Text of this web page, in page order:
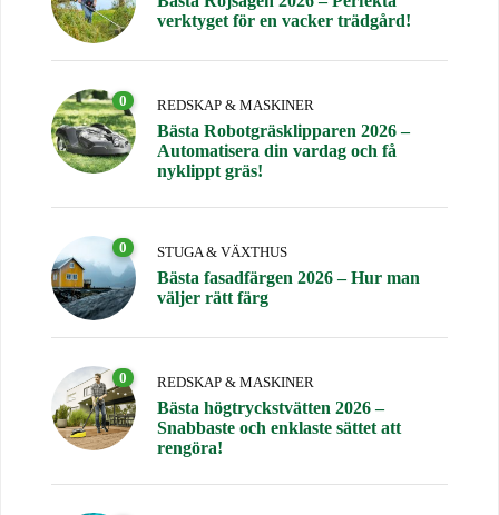
verktyget för en vacker trädgård!
0 REDSKAP & MASKINER
Bästa Robotgräsklipparen 2026 –
Automatisera din vardag och få
nyklippt gräs!
0 STUGA & VÄXTHUS
Bästa fasadfärgen 2026 – Hur man
väljer rätt färg
0 REDSKAP & MASKINER
Bästa högtryckstvätten 2026 –
Snabbaste och enklaste sättet att
rengöra!